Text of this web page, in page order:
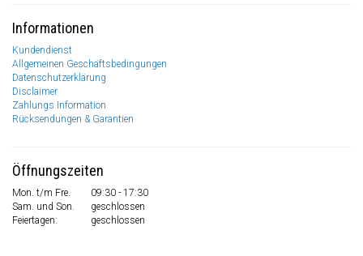
Informationen
Kundendienst
Allgemeinen Geschäftsbedingungen
Datenschutzerklärung
Disclaimer
Zahlungs Information
Rücksendungen & Garantien
Öffnungszeiten
Mon. t/m Fre.
09:30 - 17:30
Sam. und Son.
geschlossen
Feiertagen:
geschlossen